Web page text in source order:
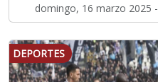
domingo, 16 marzo 2025 -
DEPORTES